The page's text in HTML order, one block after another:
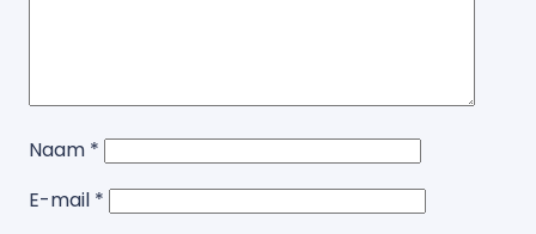
Naam *
E-mail *